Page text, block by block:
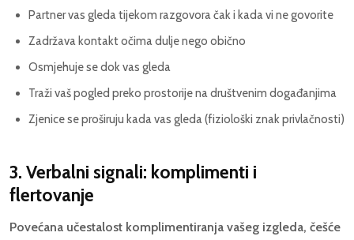
Partner vas gleda tijekom razgovora čak i kada vi ne govorite
Zadržava kontakt očima dulje nego obično
Osmjehuje se dok vas gleda
Traži vaš pogled preko prostorije na društvenim događanjima
Zjenice se proširuju kada vas gleda (fiziološki znak privlačnosti)
3. Verbalni signali: komplimenti i
flertovanje
Povećana učestalost komplimentiranja vašeg izgleda, češće